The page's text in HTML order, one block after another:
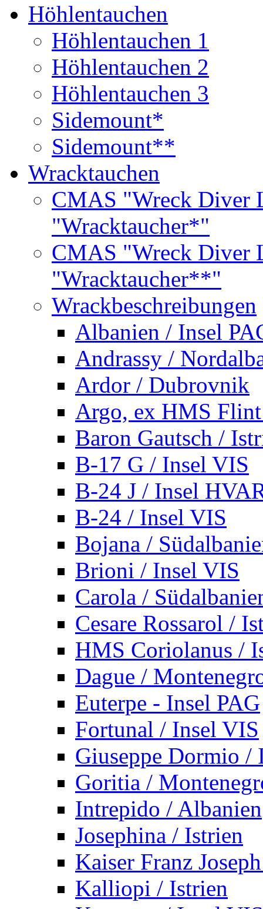
Höhlentauchen
Höhlentauchen 1
Höhlentauchen 2
Höhlentauchen 3
Sidemount*
Sidemount**
Wracktauchen
CMAS "Wreck Diver
"Wracktaucher*"
CMAS "Wreck Diver
"Wracktaucher**"
Wrackbeschreibungen
Albanien / Insel
Andrassy /
Ardor / Dubrovnik
Argo, ex HMS
Baron Gautsch /
B-17 G / Insel VIS
B-24 J / Insel
B-24 / Insel VIS
Bojana /
Brioni / Insel VIS
Carola /
Cesare Rossarol /
HMS Coriolanus /
Dague /
Euterpe - Insel PAG
Fortunal / Insel VIS
Giuseppe Dormio /
Goritia /
Intrepido / Albanien
Josephina / Istrien
Kaiser Franz
Kalliopi / Istrien